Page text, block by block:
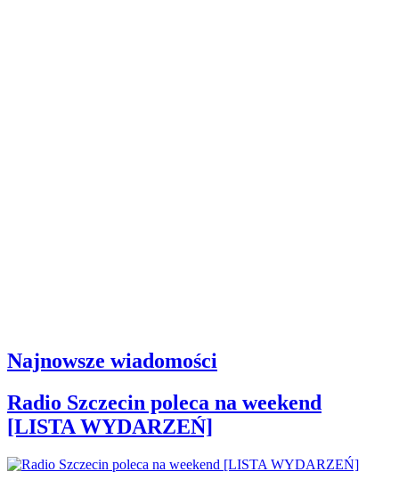
Najnowsze wiadomości
Radio Szczecin poleca na weekend
[LISTA WYDARZEŃ]